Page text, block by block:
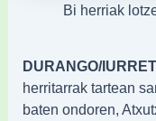
Bi herriak
DURANGO/
herritarrak tartean
baten ondoren,